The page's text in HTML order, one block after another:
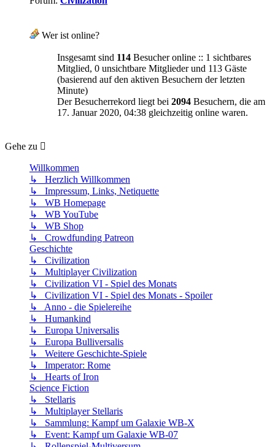
Wer ist online?
Insgesamt sind 114 Besucher online :: 1 sichtbares
Mitglied, 0 unsichtbare Mitglieder und 113 Gäste
(basierend auf den aktiven Besuchern der letzten
Minute)
Der Besucherrekord liegt bei 2094 Besuchern, die am
17. Januar 2020, 04:38 gleichzeitig online waren.
Gehe zu
Willkommen
↳ Herzlich Willkommen
↳ Impressum, Links, Netiquette
↳ WB Homepage
↳ WB YouTube
↳ WB Shop
↳ Crowdfunding Patreon
Geschichte
↳ Civilization
↳ Multiplayer Civilization
↳ Civilization VI - Spiel des Monats
↳ Civilization VI - Spiel des Monats - Spoiler
↳ Anno - die Spielereihe
↳ Humankind
↳ Europa Universalis
↳ Europa Bulliversalis
↳ Weitere Geschichte-Spiele
↳ Imperator: Rome
↳ Hearts of Iron
Science Fiction
↳ Stellaris
↳ Multiplayer Stellaris
↳ Sammlung: Kampf um Galaxie WB-X
↳ Event: Kampf um Galaxie WB-07